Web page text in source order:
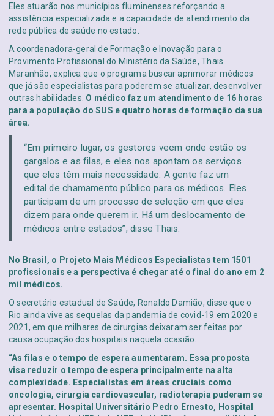
Eles atuarão nos municípios fluminenses reforçando a
assistência especializada e a capacidade de atendimento da
rede pública de saúde no estado.
A coordenadora-geral de Formação e Inovação para o
Provimento Profissional do Ministério da Saúde, Thais
Maranhão, explica que o programa buscar aprimorar médicos
que já são especialistas para poderem se atualizar, desenvolver
outras habilidades. O médico faz um atendimento de 16 horas
para a população do SUS e quatro horas de formação da sua
área.
“Em primeiro lugar, os gestores veem onde estão os
gargalos e as filas, e eles nos apontam os serviços
que eles têm mais necessidade. A gente faz um
edital de chamamento público para os médicos. Eles
participam de um processo de seleção em que eles
dizem para onde querem ir. Há um deslocamento de
médicos entre estados”, disse Thais.
No Brasil, o Projeto Mais Médicos Especialistas tem 1501
profissionais e a perspectiva é chegar até o final do ano em 2
mil médicos.
O secretário estadual de Saúde, Ronaldo Damião, disse que o
Rio ainda vive as sequelas da pandemia de covid-19 em 2020 e
2021, em que milhares de cirurgias deixaram ser feitas por
causa ocupação dos hospitais naquela ocasião.
“As filas e o tempo de espera aumentaram. Essa proposta
visa reduzir o tempo de espera principalmente na alta
complexidade. Especialistas em áreas cruciais como
oncologia, cirurgia cardiovascular, radioterapia puderam se
apresentar. Hospital Universitário Pedro Ernesto, Hospital